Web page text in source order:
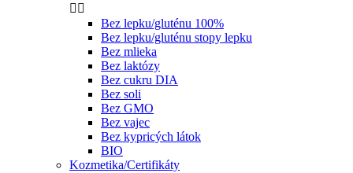
 
Bez lepku/gluténu 100%
Bez lepku/gluténu stopy lepku
Bez mlieka
Bez laktózy
Bez cukru DIA
Bez soli
Bez GMO
Bez vajec
Bez kypricých látok
BIO
Kozmetika/Certifikáty